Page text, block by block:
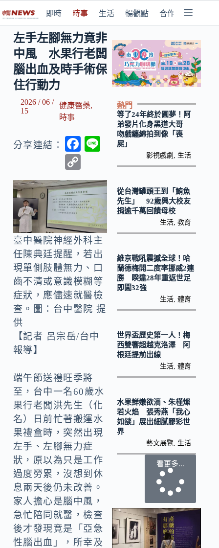
即時 時事 生活 暢觀點 合作媒體
左手左腳無力竟非
中風 水果行老闆
腦出血及時手術保
住行動力
2026 / 06 /
15
健康醫藥,
時事
分享連結：
F
b
o
o
k
o
p
y
Li
n
k
臺中醫院神經外科主
任陳典廷提醒，若出
現單側肢體無力、口
齒不清或意識模糊等
症狀，應儘速就醫檢
查。圖：台中醫院 提
供
【記者 呂宗岳/台中
報導】
端午節送禮旺季將
至，台中一名60歲水
果行老闆洪先生（化
名）日前忙著搬運水
果禮盒時，突然出現
左手、左腳無力症
狀，原以為只是工作
過度勞累，沒想到休
息兩天後仍未改善。
家人擔心是腦中風，
急忙陪同就醫，檢查
後才發現竟是「亞急
性腦出血」，所幸及
熱門
等了24年終於圓夢！阿
弟發片化身黑道大哥
吻戲纏綿拍到像「喪
屍」
影視戲劇 生活
從台灣罐頭王到「鮪魚
先生」 92歲興大校友
捐逾千萬回饋母校
生活 ,教育
維京戰吼震撼全球！哈
蘭德梅開二度率挪威2連
勝 睽違28年重返世足
即闖32強
生活 ,體育
世界盃歷史第一人！梅
西雙響超越克洛澤 阿
根廷提前出線
生活 ,體育
水果鮮嫩欲滴、朱槿燦
若火焰 張秀燕「我心
如燄」展出細膩膠彩世
界
藝文展覽 生活
看更多...